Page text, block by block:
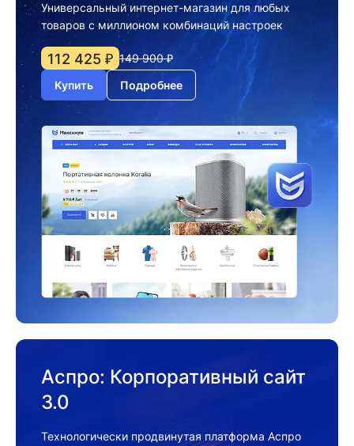
Универсальный интернет-магазин для любых
товаров с миллионом комбинаций настроек
112 425 ₽ 149 900 ₽
Купить
Подробнее
Аспро: Корпоративный сайт
3.0
Технологически продвинутая платформа Аспро